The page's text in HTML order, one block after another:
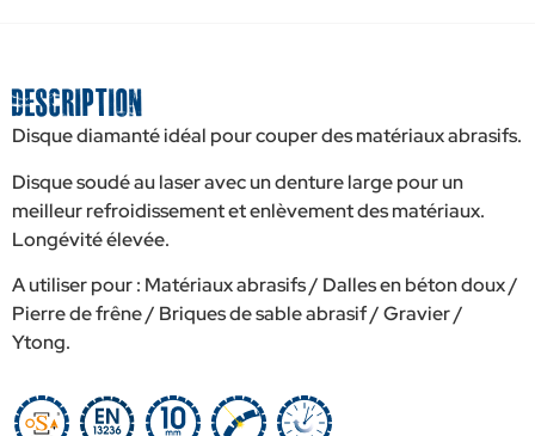
Description
Disque diamanté idéal pour couper des matériaux abrasifs.
Disque soudé au laser avec un denture large pour un
meilleur refroidissement et enlèvement des matériaux.
Longévité élevée.
A utiliser pour : Matériaux abrasifs / Dalles en béton doux /
Pierre de frêne / Briques de sable abrasif / Gravier /
Ytong.